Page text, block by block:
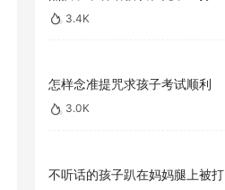
3.4K
怎样念准提咒求孩子考试顺利
3.0K
不听话的孩子趴在妈妈腿上被打